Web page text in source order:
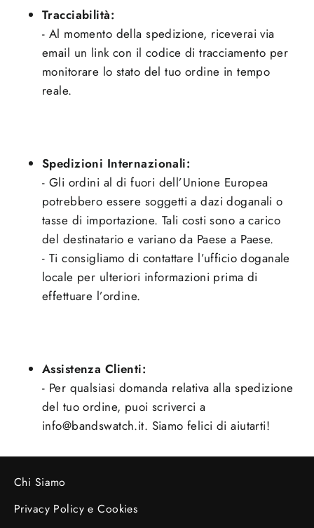
Tracciabilità:
- Al momento della spedizione, riceverai via
email un link con il codice di tracciamento per
monitorare lo stato del tuo ordine in tempo
reale.
Spedizioni Internazionali:
- Gli ordini al di fuori dell’Unione Europea
potrebbero essere soggetti a dazi doganali o
tasse di importazione. Tali costi sono a carico
del destinatario e variano da Paese a Paese.
- Ti consigliamo di contattare l’ufficio doganale
locale per ulteriori informazioni prima di
effettuare l’ordine.
Assistenza Clienti:
- Per qualsiasi domanda relativa alla spedizione
del tuo ordine, puoi scriverci a
info@bandswatch.it. Siamo felici di aiutarti!
Chi Siamo
Privacy Policy e Cookies